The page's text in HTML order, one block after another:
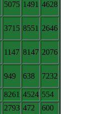
5075 1491 4628
3715 8551 2646
1147 8147 2076
949 638 7232
8261 4524 554
2793 472 600